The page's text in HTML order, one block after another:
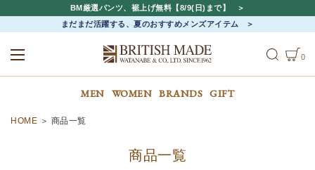
BM厳選パンツ、裾上げ無料【8/9(日)まで】
まだまだ活躍する、夏のおすすめメンズアイテム
0
MEN WOMEN BRANDS GIFT
HOME 商品一覧
商品一覧